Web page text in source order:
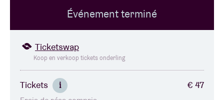
Location de salles
BRDCST
Événement terminé
Ticketswap
Koop en verkoop tickets onderling
Tickets i € 47